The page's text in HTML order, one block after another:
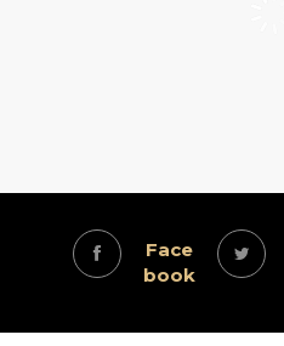
Face
book